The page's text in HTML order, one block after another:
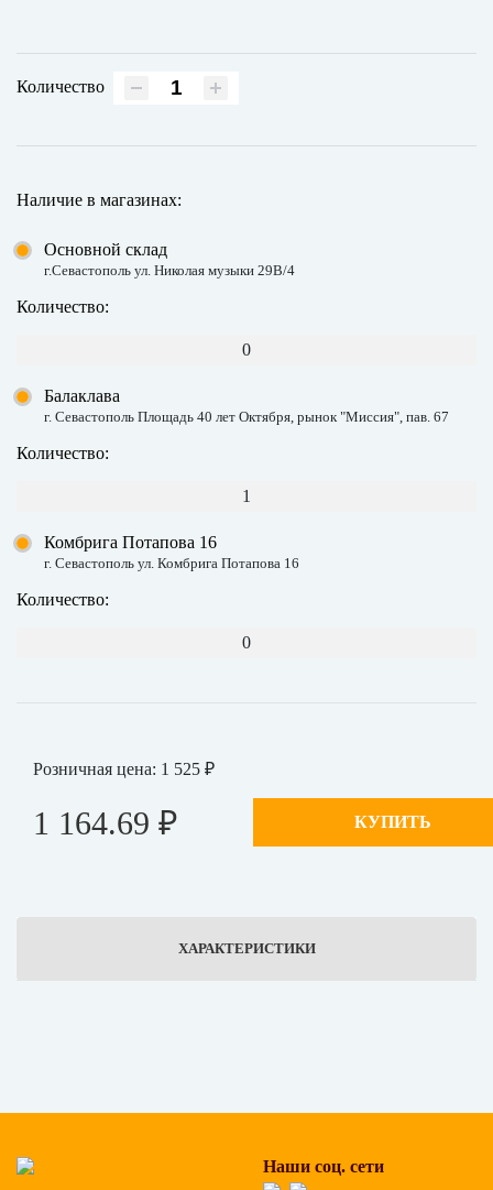
Количество
Наличие в магазинах:
Основной склад
г.Севастополь ул. Николая музыки 29В/4
Количество:
0
Балаклава
г. Севастополь Площадь 40 лет Октября, рынок "Миссия", пав. 67
Количество:
1
Комбрига Потапова 16
г. Севастополь ул. Комбрига Потапова 16
Количество:
0
Розничная цена: 1 525 ₽
1 164.69 ₽ КУПИТЬ
ХАРАКТЕРИСТИКИ
Наши соц. сети